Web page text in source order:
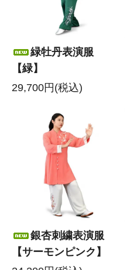
緑牡丹表演服
【緑】
29,700円(税込)
銀杏刺繍表演服
【サーモンピンク】